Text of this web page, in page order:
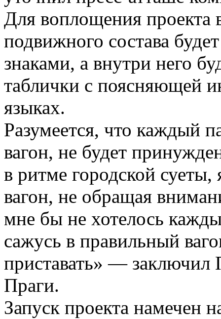
Для воплощения проекта
подвижного состава
знаками, а внутри него
таблички с поясняющей
языках.
Разумеется, что каждый
вагон, не будет
в ритме городской
вагон, не обращая
мне бы не хотелось
сажусь в правильный
приставать» — заключил
Праги.
Запуск проекта намечен